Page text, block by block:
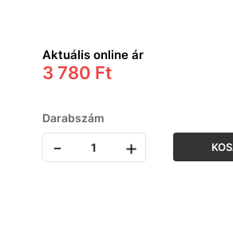
Aktuális online ár
3 780 Ft
Darabszám
- +